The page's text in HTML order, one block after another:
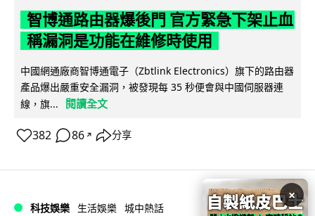
智博通路由器爆後門 官方緊急下架止血
稱漏洞是功能在維修時使用
中國網通廠商智博通電子（Zbtlink Electronics）旗下的路由器
產品爆出嚴重安全漏洞，被發現每 35 秒便會與中國伺服器連
線，旗...
閱讀全文
382 86 ↗ 分享
科技娛樂 生活娛樂 城中熱話
×